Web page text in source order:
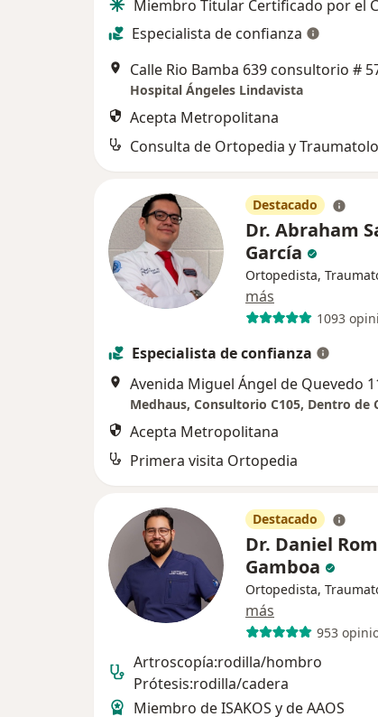
Miembro Titular Certificado por el
Especialista de confianza
Hospital Ángeles Lindavista
Acepta Metropolitana
Consulta de Ortopedia y
Destacado
Dr. Abraham
García
Ortopedista,
más
1093
Especialista de confianza
Acepta Metropolitana
Primera visita Ortopedia
Destacado
Dr. Daniel
Gamboa
Ortopedista,
más
953
Artroscopía:rodilla/hombro
Prótesis:rodilla/cadera
Miembro de ISAKOS y de AAOS